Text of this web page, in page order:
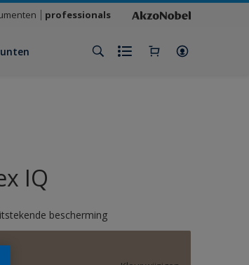
professionals
IQ
bescherming